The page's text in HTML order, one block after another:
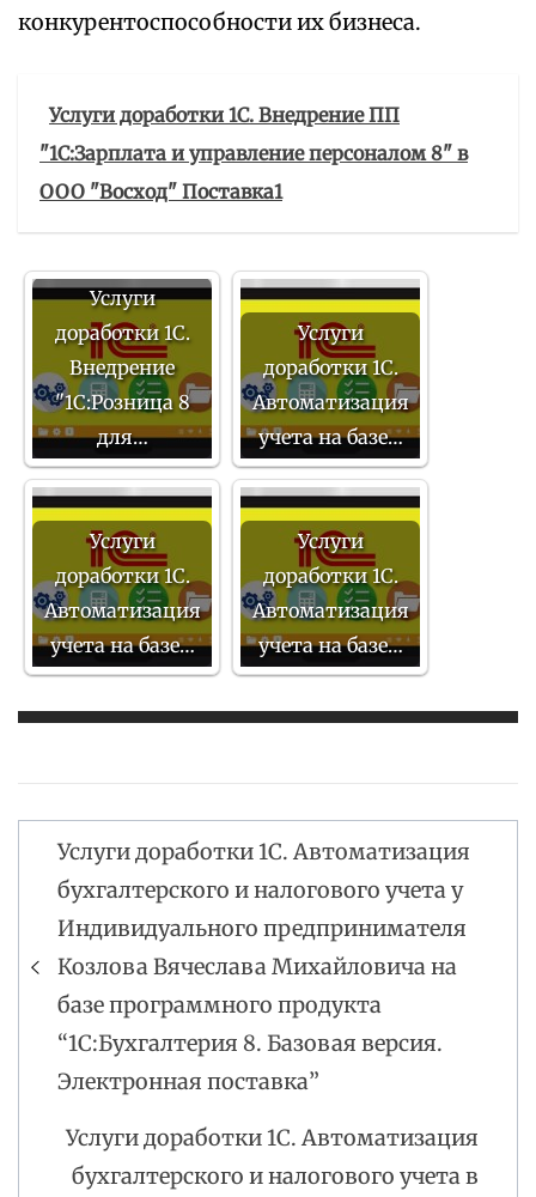
конкурентоспособности их бизнеса.
Услуги доработки 1С. Внедрение ПП
"1С:Зарплата и управление персоналом 8" в
ООО "Восход" Поставка1
Услуги
доработки 1С.
Внедрение
"1С:Розница 8
для…
Услуги
доработки 1С.
Автоматизация
учета на базе…
Услуги
доработки 1С.
Автоматизация
учета на базе…
Услуги
доработки 1С.
Автоматизация
учета на базе…
Навигация
по
записям
Услуги доработки 1С. Автоматизация
бухгалтерского и налогового учета у
Индивидуального предпринимателя
Козлова Вячеслава Михайловича на
базе программного продукта
“1С:Бухгалтерия 8. Базовая версия.
Электронная поставка”
Услуги доработки 1С. Автоматизация
бухгалтерского и налогового учета в